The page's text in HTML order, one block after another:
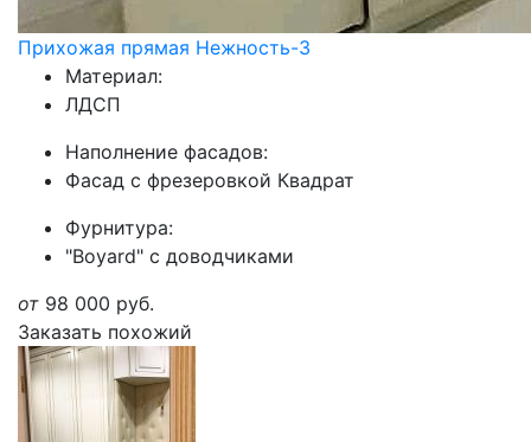
Прихожая прямая Нежность-3
Материал:
ЛДСП
Наполнение фасадов:
Фасад с фрезеровкой Квадрат
Фурнитура:
"Boyard" с доводчиками
от 98 000 руб.
Заказать похожий